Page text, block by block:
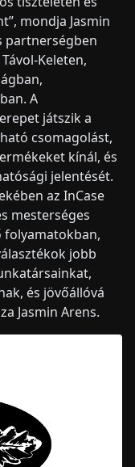
mondja Jasmin
partnerségben
Keleten,
A
játszik a
csomagolást,
kínál, és
jelentését.
az InCase
mesterséges
folyamatokban,
jobb
és jövőállóvá
Jasmin Arens.